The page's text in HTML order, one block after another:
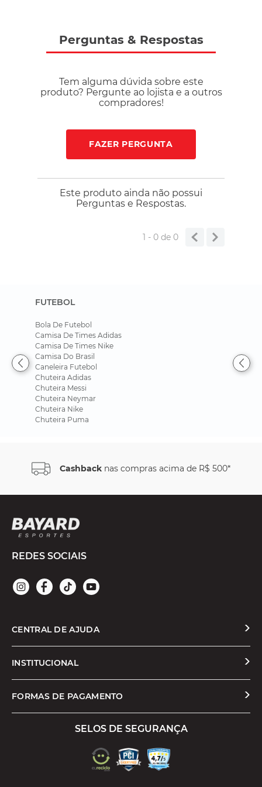
Perguntas & Respostas
Tem alguma dúvida sobre este
produto? Pergunte ao lojista e a outros
compradores!
FAZER PERGUNTA
Este produto ainda não possui
Perguntas e Respostas.
1 - 0de 0
FUTEBOL
Bola De Futebol
Camisa De Times Adidas
Camisa De Times Nike
Camisa Do Brasil
Caneleira Futebol
Chuteira Adidas
Chuteira Messi
Chuteira Neymar
Chuteira Nike
Chuteira Puma
Parcele em até6x sem
REDES SOCIAIS
CENTRAL DE AJUDA
Solicitar Troca ou Devolução
Formas de Pagamento
INSTITUCIONAL
Quem Somos
FORMAS DE PAGAMENTO
SELOS DE SEGURANÇA